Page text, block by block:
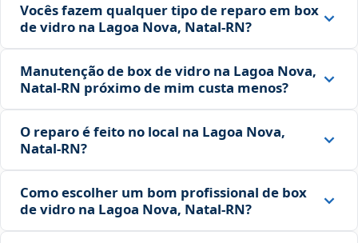
Vocês fazem qualquer tipo de reparo em box
de vidro na Lagoa Nova, Natal‑RN?
Manutenção de box de vidro na Lagoa Nova,
Natal‑RN próximo de mim custa menos?
O reparo é feito no local na Lagoa Nova,
Natal‑RN?
Como escolher um bom profissional de box
de vidro na Lagoa Nova, Natal‑RN?